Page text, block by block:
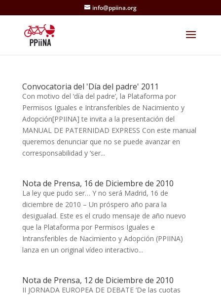
info@ppiina.org
Convocatoria del 'Día del padre' 2011
Con motivo del ‘día del padre’, la Plataforma por
Permisos Iguales e Intransferibles de Nacimiento y
Adopción[PPIINA] te invita a la presentación del
MANUAL DE PATERNIDAD EXPRESS Con este manual
queremos denunciar que no se puede avanzar en
corresponsabilidad y ‘ser...
Nota de Prensa, 16 de Diciembre de 2010
La ley que pudo ser… Y no será Madrid, 16 de
diciembre de 2010 – Un próspero año para la
desigualad. Este es el crudo mensaje de año nuevo
que la Plataforma por Permisos Iguales e
Intransferibles de Nacimiento y Adopción (PPIINA)
lanza en un original vídeo interactivo...
Nota de Prensa, 12 de Diciembre de 2010
II JORNADA EUROPEA DE DEBATE ‘De las cuotas